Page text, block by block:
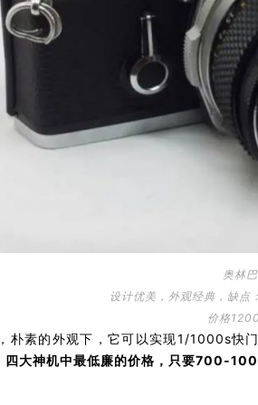
奥林
设计优美，外观经典，缺点
价格
朴素的外观下，它可以实现1/1000s快
四大神机中最低廉的价格，只要700-